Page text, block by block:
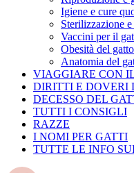
Igiene e cure
Sterilizzazione
Vaccini per il
Obesità del gatto
Anatomia del
VIAGGIARE CON
DIRITTI E DOVERI
DECESSO DEL
TUTTI I CONSIGLI
RAZZE
I NOMI PER GATTI
TUTTE LE INFO